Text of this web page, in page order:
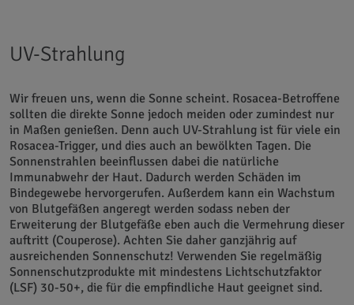
UV-Strahlung
Wir freuen uns, wenn die Sonne scheint. Rosacea-Betroffene
sollten die direkte Sonne jedoch meiden oder zumindest nur
in Maßen genießen. Denn auch UV-Strahlung ist für viele ein
Rosacea-Trigger, und dies auch an bewölkten Tagen. Die
Sonnenstrahlen beeinflussen dabei die natürliche
Immunabwehr der Haut. Dadurch werden Schäden im
Bindegewebe hervorgerufen. Außerdem kann ein Wachstum
von Blutgefäßen angeregt werden sodass neben der
Erweiterung der Blutgefäße eben auch die Vermehrung dieser
auftritt (Couperose). Achten Sie daher ganzjährig auf
ausreichenden Sonnenschutz! Verwenden Sie regelmäßig
Sonnenschutzprodukte mit mindestens Lichtschutzfaktor
(LSF) 30-50+, die für die empfindliche Haut geeignet sind.